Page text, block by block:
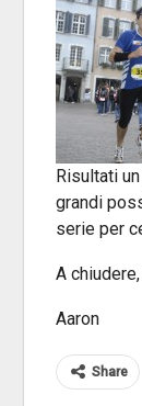
Risultati
grandi
serie per
A
Aaron
Share